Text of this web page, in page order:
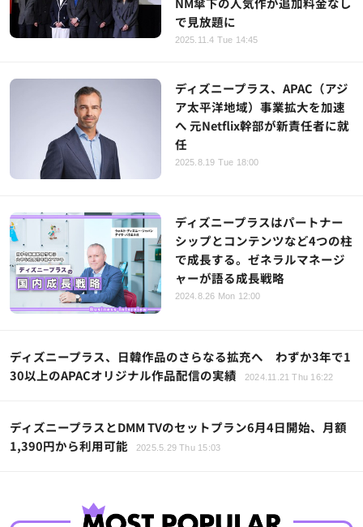
で見放題に
2025.11.4 Tue 14:45
ディズニープラス、APAC（アジ
ア太平洋地域）事業拡大を加速
へ 元Netflix幹部が新責任者に就
任
2025.8.19 Tue 18:00
ディズニープラスはパートナー
シップとコンテンツなど4つの柱
で成長する。ゼネラルマネージ
ャーが語る成長戦略
2024.8.26 Mon 12:00
ディズニープラス、日韓作品のさらなる拡充へ わずか3年で1
30以上のAPACオリジナル作品配信の実績
2024.11.21 Thu 16:22
ディズニープラスとDMM TVのセットプラン6月4日開始、月額
1,390円から利用可能
2025.5.29 Thu 15:03